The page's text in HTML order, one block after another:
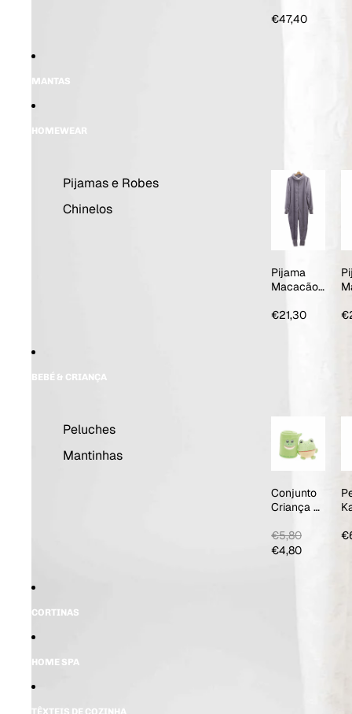
Yandra
€47,40
MANTAS
HOMEWEAR
Pijamas e Robes
Chinelos
Pijama
Macacão
€21,30
BEBÉ & CRIANÇA
Peluches
Mantinhas
Conjunto
Criança 2
€5,80
€4,80
CORTINAS
HOME SPA
TÊXTEIS DE COZINHA